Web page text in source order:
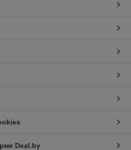
Deal.by